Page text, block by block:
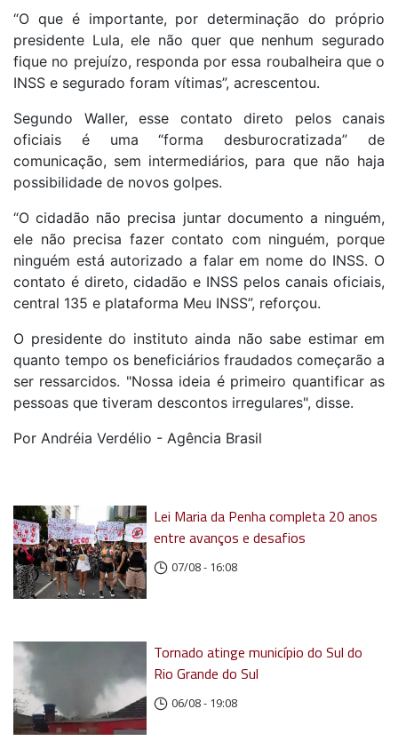
“O que é importante, por determinação do próprio
presidente Lula, ele não quer que nenhum segurado
fique no prejuízo, responda por essa roubalheira que o
INSS e segurado foram vítimas”, acrescentou.
Segundo Waller, esse contato direto pelos canais
oficiais é uma “forma desburocratizada” de
comunicação, sem intermediários, para que não haja
possibilidade de novos golpes.
“O cidadão não precisa juntar documento a ninguém,
ele não precisa fazer contato com ninguém, porque
ninguém está autorizado a falar em nome do INSS. O
contato é direto, cidadão e INSS pelos canais oficiais,
central 135 e plataforma Meu INSS”, reforçou.
O presidente do instituto ainda não sabe estimar em
quanto tempo os beneficiários fraudados começarão a
ser ressarcidos. "Nossa ideia é primeiro quantificar as
pessoas que tiveram descontos irregulares", disse.
Por Andréia Verdélio - Agência Brasil
Lei Maria da Penha completa 20 anos
entre avanços e desafios
07/08 - 16:08
Tornado atinge município do Sul do
Rio Grande do Sul
06/08 - 19:08